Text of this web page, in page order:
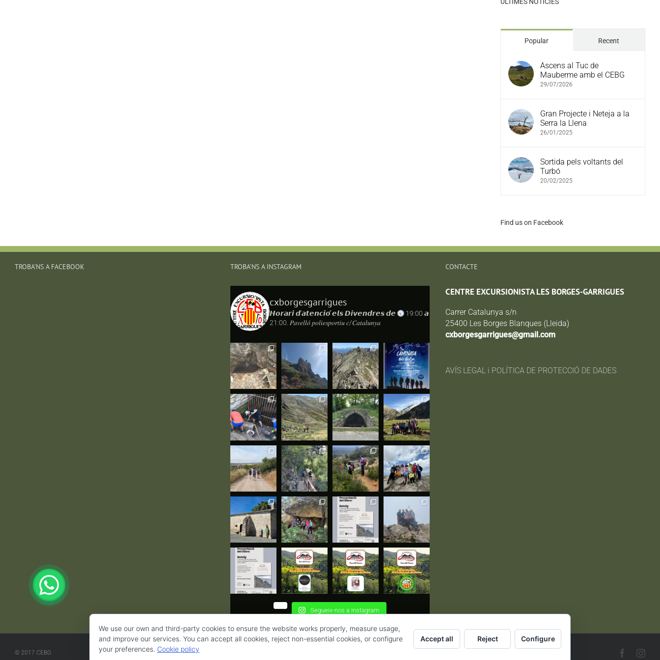
Popular Recent
Ascens al Tuc de
Mauberme amb el CEBG
29/07/2026
Gran Projecte i Neteja a la
Serra la Llena
26/01/2025
Sortida pels voltants del
Turbó
20/02/2025
Find us on Facebook
TROBA’NS A FACEBOOK TROBA’NS A INSTAGRAM
cxborgesgarrigues
𝙃𝙤𝙧𝙖𝙧𝙞 𝙙'𝙖𝙩𝙚𝙣𝙘𝙞𝙤́ 𝙚𝙡𝙨 𝘿𝙞𝙫𝙚𝙣𝙙𝙧𝙚𝙨 𝙙𝙚
19:00 𝙖
21:00. 𝑃𝑎𝑣𝑒𝑙𝑙𝑜́ 𝑝𝑜𝑙𝑖𝑒𝑠𝑝𝑜𝑟𝑡𝑖𝑢 𝑐/𝐶𝑎𝑡𝑎𝑙𝑢𝑛𝑦𝑎
Segueix-nos a Instagram
CONTACTE
CENTRE EXCURSIONISTA LES BORGES-GARRIGUES
Carrer Catalunya s/n
25400 Les Borges Blanques (Lleida)
cxborgesgarrigues@gmail.com
AVÍS LEGAL i POLÍTICA DE PROTECCIÓ DE DADES
© 2017 CEBG Facebook
We use our own and third-party cookies to ensure the website works properly, measure usage,
and improve our services. You can accept all cookies, reject non-essential cookies, or configure
your preferences. Cookie policy
Accept all Reject Configure